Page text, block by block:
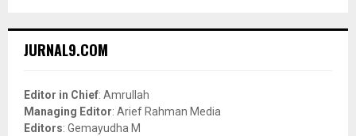
h
o
r
:
JURNAL9.COM
Editor in Chief: Amrullah
Managing Editor: Arief Rahman Media
Editors: Gemayudha M